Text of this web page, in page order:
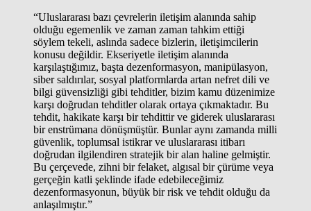
“Uluslararası bazı çevrelerin iletişim alanında sahip
olduğu egemenlik ve zaman zaman tahkim ettiği
söylem tekeli, aslında sadece bizlerin, iletişimcilerin
konusu değildir. Ekseriyetle iletişim alanında
karşılaştığımız, başta dezenformasyon, manipülasyon,
siber saldırılar, sosyal platformlarda artan nefret dili ve
bilgi güvensizliği gibi tehditler, bizim kamu düzenimize
karşı doğrudan tehditler olarak ortaya çıkmaktadır. Bu
tehdit, hakikate karşı bir tehdittir ve giderek uluslararası
bir enstrümana dönüşmüştür. Bunlar aynı zamanda milli
güvenlik, toplumsal istikrar ve uluslararası itibarı
doğrudan ilgilendiren stratejik bir alan haline gelmiştir.
Bu çerçevede, zihni bir felaket, algısal bir çürüme veya
gerçeğin katli şeklinde ifade edebileceğimiz
dezenformasyonun, büyük bir risk ve tehdit olduğu da
anlaşılmıştır.”